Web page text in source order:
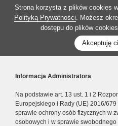
Strona korzysta z plików cookies
Polityką Prywatności. Możesz
dostępu do plików
Akceptuję
Informacja Administratora
Na podstawie art. 13 ust. 1 i 2
Europejskiego i Rady (UE) 2016/
sprawie ochrony osób fizycznych w
osobowych i w sprawie swobodnego